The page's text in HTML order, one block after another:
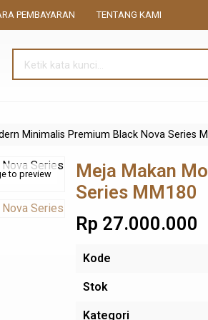
PEMBAYARAN TENTANG KAMI
Minimalis Premium Black Nova Series
to preview
Meja Makan
Series MM180
Rp 27.000.000
Kode
Stok
Kategori